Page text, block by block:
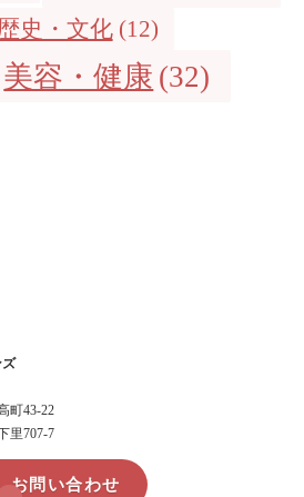
歴史・文化 (12)
美容・健康 (32)
町43-22
里707-7
お問い合わせ